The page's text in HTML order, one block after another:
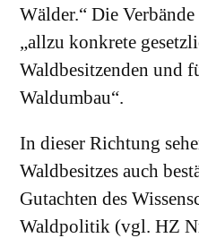
Wälder.“ Die
„allzu konkrete
Waldbesitzenden und
Waldumbau“.
In dieser Richtung
Waldbesitzes auch
Gutachten des
Waldpolitik (vgl. HZ